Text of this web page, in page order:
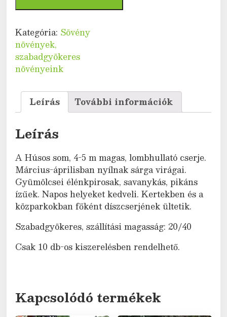
db
Kategória: Sövény
növények,
szabadgyökeres
növényeink
Leírás További információk
Leírás
A Húsos som, 4-5 m magas, lombhullató cserje.
Március-áprilisban nyílnak sárga virágai.
Gyümölcsei élénkpirosak, savanykás, pikáns
ízűek. Napos helyeket kedveli. Kertekben és a
közparkokban főként díszcserjének ültetik.
Szabadgyökeres, szállítási magasság: 20/40
Csak 10 db-os kiszerelésben rendelhető.
Kapcsolódó termékek